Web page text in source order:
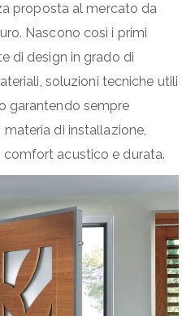
proposta al mercato da
Nascono così i primi
di design in grado di
soluzioni tecniche utili
garantendo sempre
di installazione,
comfort acustico e durata.